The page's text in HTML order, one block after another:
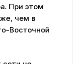
При этом
чем в
Восточной